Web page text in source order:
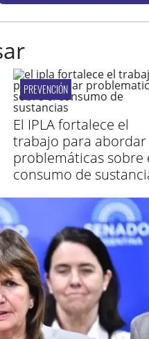
PREVENCIÓN
El IPLA fortalece el
trabajo para abordar
problemáticas sobre
consumo de